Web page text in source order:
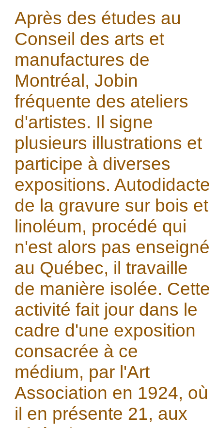
Après des études au
Conseil des arts et
manufactures de
Montréal, Jobin
fréquente des ateliers
d'artistes. Il signe
plusieurs illustrations et
participe à diverses
expositions. Autodidacte
de la gravure sur bois et
linoléum, procédé qui
n'est alors pas enseigné
au Québec, il travaille
de manière isolée. Cette
activité fait jour dans le
cadre d'une exposition
consacrée à ce
médium, par l'Art
Association en 1924, où
il en présente 21, aux